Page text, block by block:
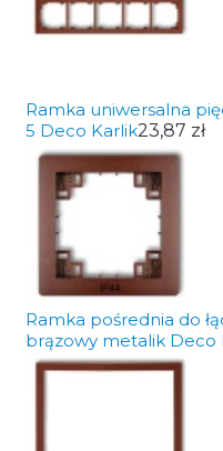
Ramka uniwersalna
5 Deco Karlik23,87 zł
Ramka pośrednia do
brązowy metalik Deco